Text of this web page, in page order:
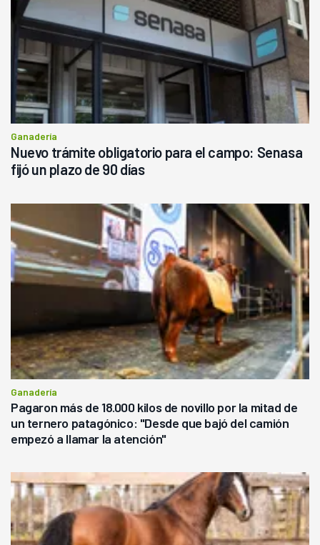
Ganadería
Nuevo trámite obligatorio para el campo: Senasa
fijó un plazo de 90 días
Ganadería
Pagaron más de 18.000 kilos de novillo por la mitad de
un ternero patagónico: "Desde que bajó del camión
empezó a llamar la atención"